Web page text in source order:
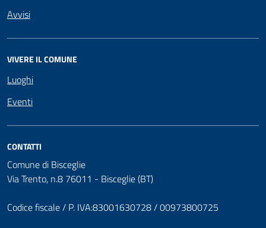
Avvisi
VIVERE IL COMUNE
Luoghi
Eventi
CONTATTI
Comune di Bisceglie
Via Trento, n.8 76011 - Bisceglie (BT)
Codice fiscale / P. IVA:83001630728 / 00973800725